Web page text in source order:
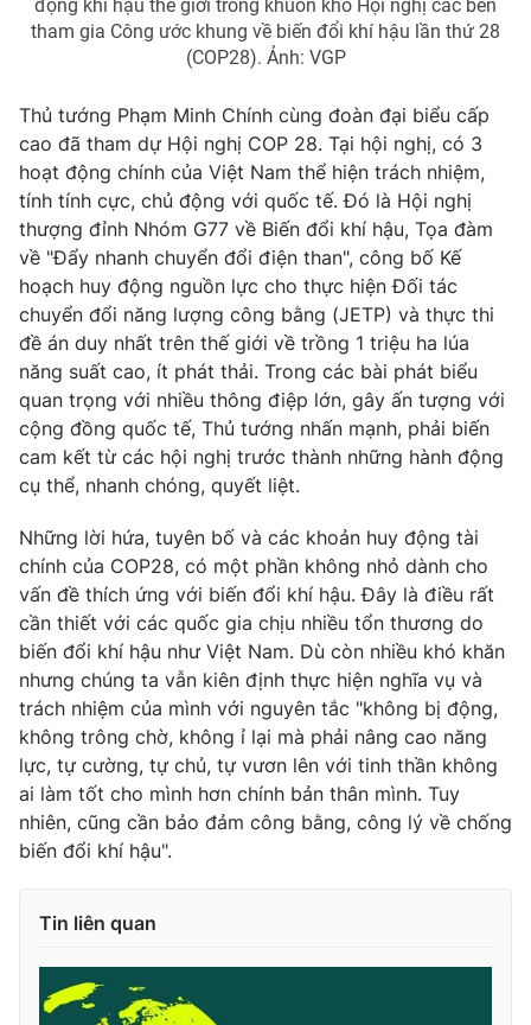
động khí hậu thế giới trong khuôn khổ Hội nghị các bên
tham gia Công ước khung về biến đổi khí hậu lần thứ 28
(COP28). Ảnh: VGP
Thủ tướng Phạm Minh Chính cùng đoàn đại biểu cấp
cao đã tham dự Hội nghị COP 28. Tại hội nghị, có 3
hoạt động chính của Việt Nam thể hiện trách nhiệm,
tính tính cực, chủ động với quốc tế. Đó là Hội nghị
thượng đỉnh Nhóm G77 về Biến đổi khí hậu, Tọa đàm
về "Đẩy nhanh chuyển đổi điện than", công bố Kế
hoạch huy động nguồn lực cho thực hiện Đối tác
chuyển đổi năng lượng công bằng (JETP) và thực thi
đề án duy nhất trên thế giới về trồng 1 triệu ha lúa
năng suất cao, ít phát thải. Trong các bài phát biểu
quan trọng với nhiều thông điệp lớn, gây ấn tượng với
cộng đồng quốc tế, Thủ tướng nhấn mạnh, phải biến
cam kết từ các hội nghị trước thành những hành động
cụ thể, nhanh chóng, quyết liệt.
Những lời hứa, tuyên bố và các khoản huy động tài
chính của COP28, có một phần không nhỏ dành cho
vấn đề thích ứng với biến đổi khí hậu. Đây là điều rất
cần thiết với các quốc gia chịu nhiều tổn thương do
biến đổi khí hậu như Việt Nam. Dù còn nhiều khó khăn
nhưng chúng ta vẫn kiên định thực hiện nghĩa vụ và
trách nhiệm của mình với nguyên tắc "không bị động,
không trông chờ, không ỉ lại mà phải nâng cao năng
lực, tự cường, tự chủ, tự vươn lên với tinh thần không
ai làm tốt cho mình hơn chính bản thân mình. Tuy
nhiên, cũng cần bảo đảm công bằng, công lý về chống
biến đổi khí hậu".
Tin liên quan